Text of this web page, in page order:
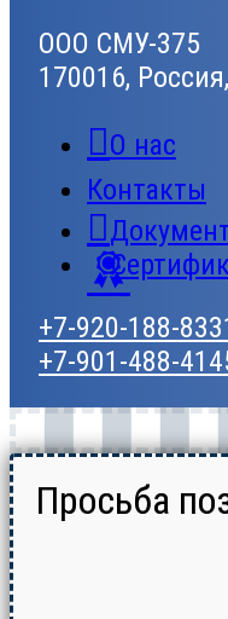
ООО СМУ-375
170016,
О нас
Контакты
+7-920-188-
+7-901-488-
Просьба